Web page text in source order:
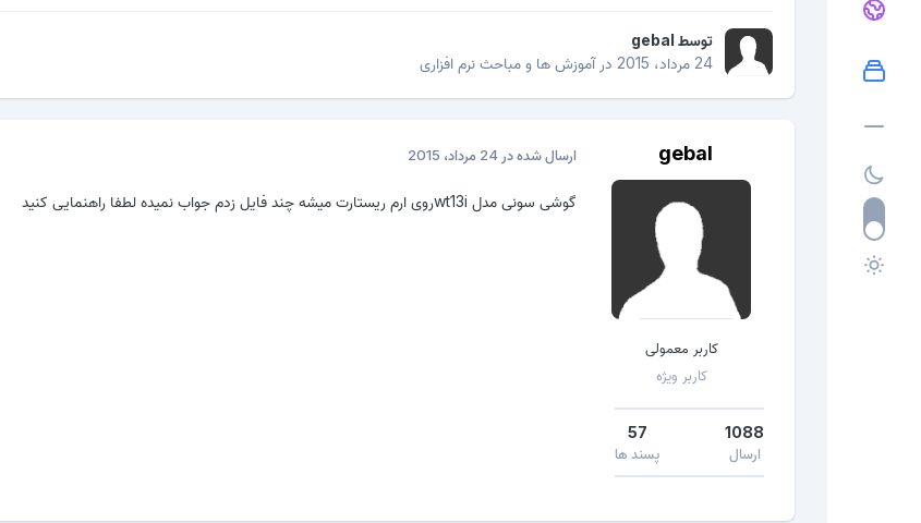
توسط gebal
24 مرداد، 2015
درآموزش ها و مباحث نرم افزاری
gebal
کاربر معمولی
کاربر ویژه
1088
ارسال
57
پسند ها
ارسال شده در 24 مرداد، 2015
گوشی سونی مدل wt13iروی ارم ریستارت میشه چند فایل زدم جواب نمیده لطفا راهنمایی کنید